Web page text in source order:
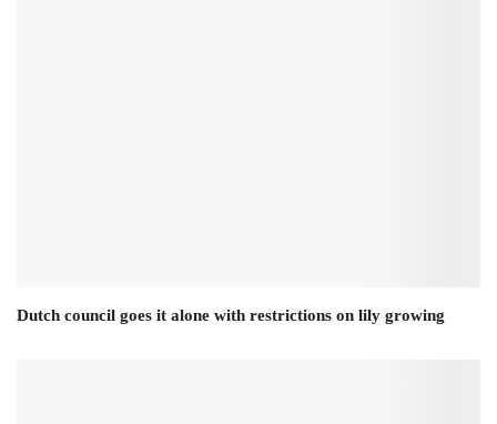
Dutch council goes it alone with restrictions on lily growing